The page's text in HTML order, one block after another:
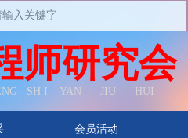
师研究会
SH I YAN JIU HUI
会员活动